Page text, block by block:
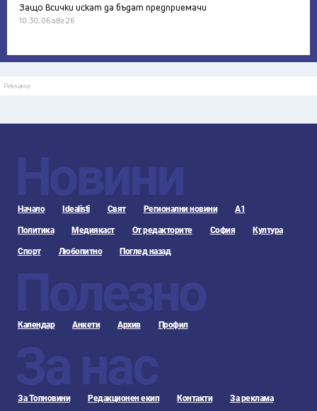
Защо всички искат да бъдат предприемачи
10:30, 06 авг 26
Реклама
Новини
Начало Idealisti Свят Регионални новини А1
Политика Медиякаст От редакторите София Култура
Спорт Любопитно Поглед назад
Полезно
Календар Анкети Архив Профил
За нас
За Топновини Редакционен екип Контакти За реклама